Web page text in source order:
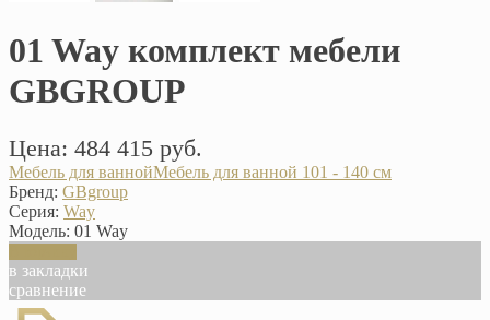
01 Way комплект мебели
GBGROUP
Цена: 484 415 руб.
Мебель для ваннойМебель для ванной 101 - 140 см
Бренд: GBgroup
Серия: Way
Модель: 01 Way
в закладки
сравнение